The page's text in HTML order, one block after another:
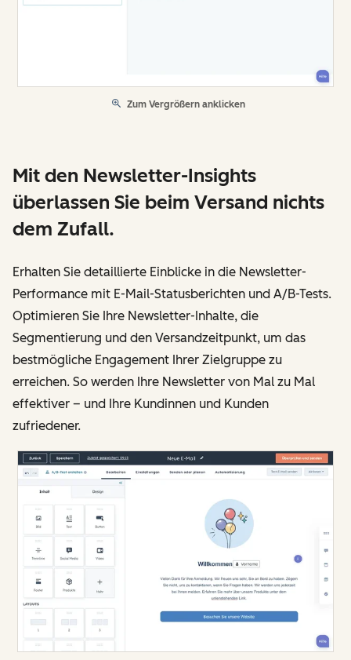
Zum Vergrößern anklicken
Mit den Newsletter-Insights
überlassen Sie beim Versand nichts
dem Zufall.
Erhalten Sie detaillierte Einblicke in die Newsletter-
Performance mit E-Mail-Statusberichten und A/B-Tests.
Optimieren Sie Ihre Newsletter-Inhalte, die
Segmentierung und den Versandzeitpunkt, um das
bestmögliche Engagement Ihrer Zielgruppe zu
erreichen. So werden Ihre Newsletter von Mal zu Mal
effektiver – und Ihre Kundinnen und Kunden
zufriedener.